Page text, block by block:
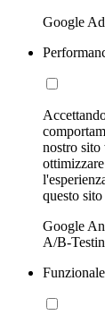
Google
nostro
questo
Google
A/B-
Funzionale